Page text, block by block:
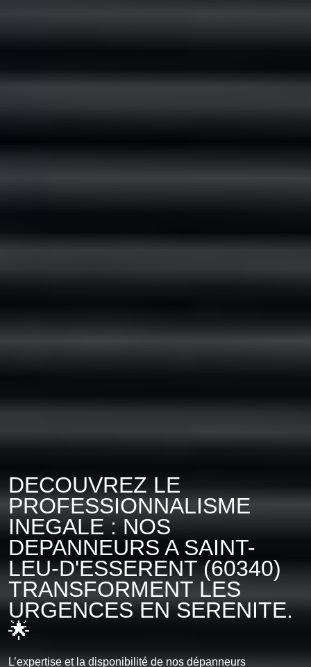
DECOUVREZ LE
PROFESSIONNALISME
INEGALE : NOS
DEPANNEURS A SAINT-
LEU-D'ESSERENT (60340)
TRANSFORMENT LES
URGENCES EN SERENITE.
🌟
L’expertise et la disponibilité de nos dépanneurs